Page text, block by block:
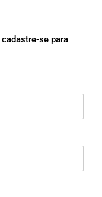
se para